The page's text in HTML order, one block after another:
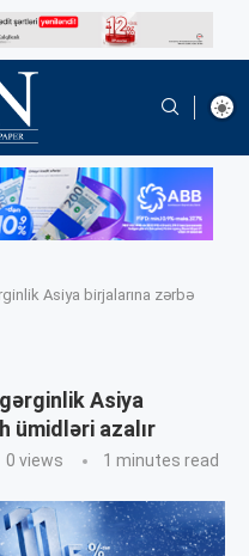
Asiya birjalarına zərbə
Asiya
ümidləri azalır
0 views 1 minutes read